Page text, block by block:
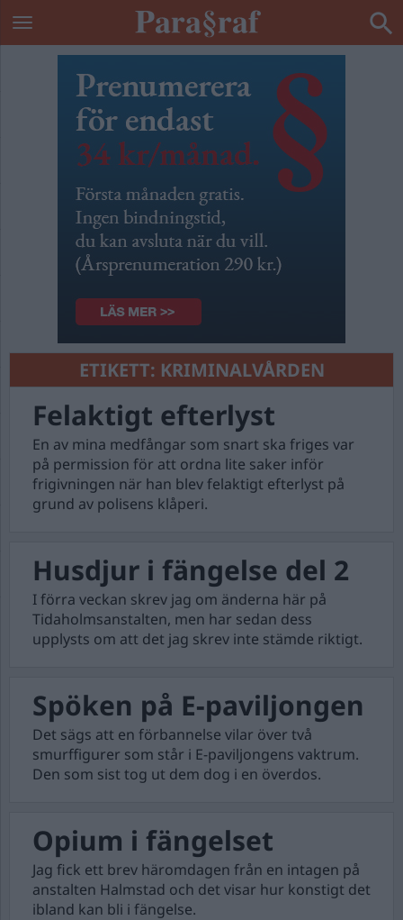
ETIKETT: KRIMINALVÅRDEN
Felaktigt efterlyst
En av mina medfångar som snart ska friges var
på permission för att ordna lite saker inför
frigivningen när han blev felaktigt efterlyst på
grund av polisens klåperi.
Husdjur i fängelse del 2
I förra veckan skrev jag om änderna här på
Tidaholmsanstalten, men har sedan dess
upplysts om att det jag skrev inte stämde riktigt.
Spöken på E-paviljongen
Det sägs att en förbannelse vilar över två
smurffigurer som står i E-paviljongens vaktrum.
Den som sist tog ut dem dog i en överdos.
Opium i fängelset
Jag fick ett brev häromdagen från en intagen på
anstalten Halmstad och det visar hur konstigt det
ibland kan bli i fängelse.